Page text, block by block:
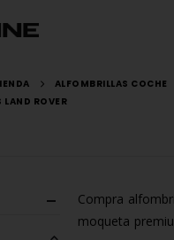
ALFOMBRILLAS COCHE
LAND ROVER
Compra
moqueta